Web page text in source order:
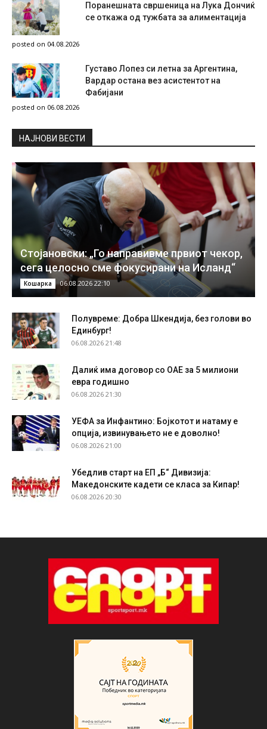
Поранешната свршеница на Лука Дончиќ
се откажа од тужбата за алиментација
posted on 04.08.2026
Густаво Лопез си летна за Аргентина,
Вардар остана вез асистентот на
Фабијани
posted on 06.08.2026
НAЈНОВИ ВЕСТИ
Стојановски: „Го направивме првиот чекор,
сега целосно сме фокусирани на Исланд“
Кошарка 06.08.2026 22:10
Полувреме: Добра Шкендија, без голови во
Единбург!
06.08.2026 21:48
Далиќ има договор со ОАЕ за 5 милиони
евра годишно
06.08.2026 21:30
УЕФА за Инфантино: Бојкотот и натаму е
опција, извинувањето не е доволно!
06.08.2026 21:00
Убедлив старт на ЕП „Б“ Дивизија:
Македонските кадети се класа за Кипар!
06.08.2026 20:30